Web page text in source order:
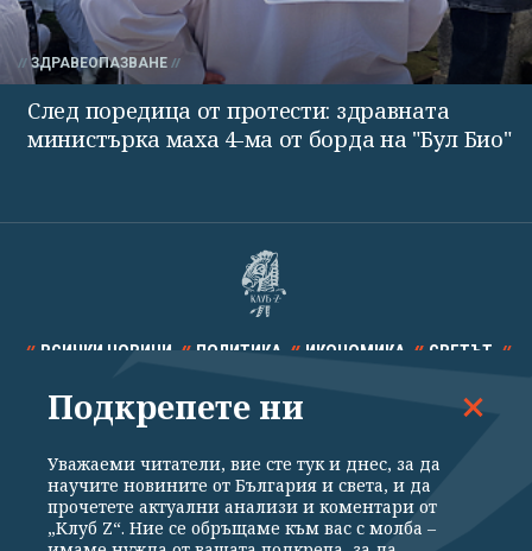
ЗДРАВЕОПАЗВАНЕ
След поредица от протести: здравната
министърка маха 4-ма от борда на "Бул Био"
ВСИЧКИ НОВИНИ ПОЛИТИКА ИКОНОМИКА СВЕТЪТ
СПОРТ КУЛТУРА ТЕХНОЛОГИИ КАЛЕЙДОСКОП
Подкрепете ни
Уважаеми читатели, вие сте тук и днес, за да
научите новините от България и света, и да
прочетете актуални анализи и коментари от
„Клуб Z“. Ние се обръщаме към вас с молба –